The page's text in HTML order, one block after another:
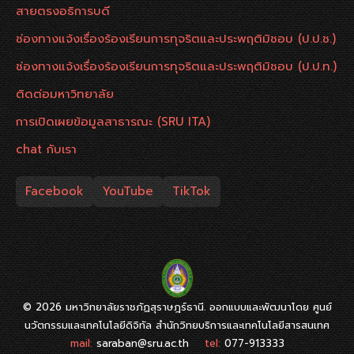
สายตรงอธิการบดี
ช่องทางแจ้งเรื่องร้องเรียนการทุจริตและประพฤติมิชอบ (ป.ป.ช.)
ช่องทางแจ้งเรื่องร้องเรียนการทุจริตและประพฤติมิชอบ (ป.ป.ท.)
ติดต่อมหาวิทยาลัย
การเปิดเผยข้อมูลสาธารณะ (SRU ITA)
chat กับเรา
Facebook YouTube TikTok
© 2026 มหาวิทยาลัยราชภัฏสุราษฎร์ธานี. ออกแบบและพัฒนาโดย ศูนย์
นวัตกรรมและเทคโนโลยีดิจิทัล สำนักวิทยบริการและเทคโนโลยีสารสนเทศ
mail:saraban@sru.ac.th tel:077-913333